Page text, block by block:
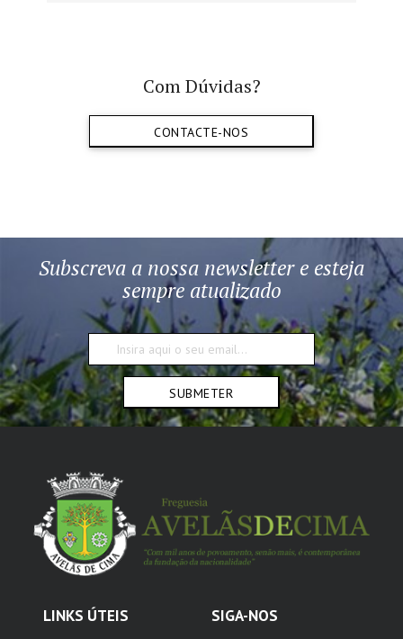
Com Dúvidas?
CONTACTE-NOS
Subscreva a nossa newsletter e esteja
sempre atualizado
SUBMETER
LINKS ÚTEIS SIGA-NOS